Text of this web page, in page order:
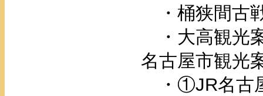
・桶狭間古
・大高観光
名古屋市観光
・①JR名古